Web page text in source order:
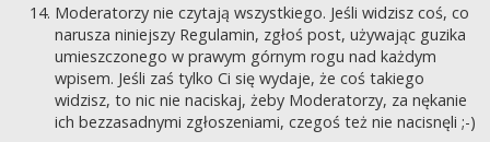
Moderatorzy nie czytają wszystkiego. Jeśli widzisz coś, co
narusza niniejszy Regulamin, zgłoś post, używając guzika
umieszczonego w prawym górnym rogu nad każdym
wpisem. Jeśli zaś tylko Ci się wydaje, że coś takiego
widzisz, to nic nie naciskaj, żeby Moderatorzy, za nękanie
ich bezzasadnymi zgłoszeniami, czegoś też nie nacisnęli ;-)